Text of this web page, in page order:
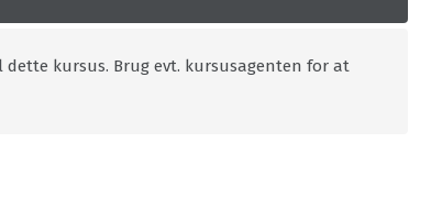
kursus. Brug evt. kursusagenten for at